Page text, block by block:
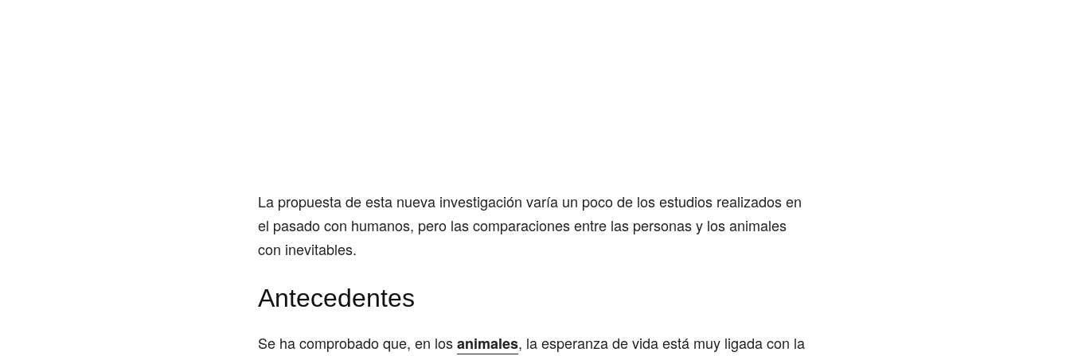
La propuesta de esta nueva investigación varía un poco de los estudios realizados en
el pasado con humanos, pero las comparaciones entre las personas y los animales
con inevitables.
Antecedentes
Se ha comprobado que, en losanimales, la esperanza de vida está muy ligada con la